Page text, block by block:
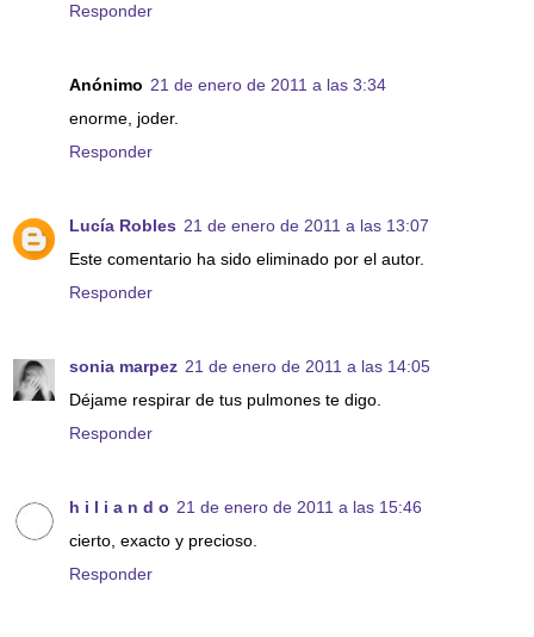
Responder
Anónimo 21 de enero de 2011 a las 3:34
enorme, joder.
Responder
Lucía Robles 21 de enero de 2011 a las 13:07
Este comentario ha sido eliminado por el autor.
Responder
sonia marpez 21 de enero de 2011 a las 14:05
Déjame respirar de tus pulmones te digo.
Responder
h i l i a n d o 21 de enero de 2011 a las 15:46
cierto, exacto y precioso.
Responder